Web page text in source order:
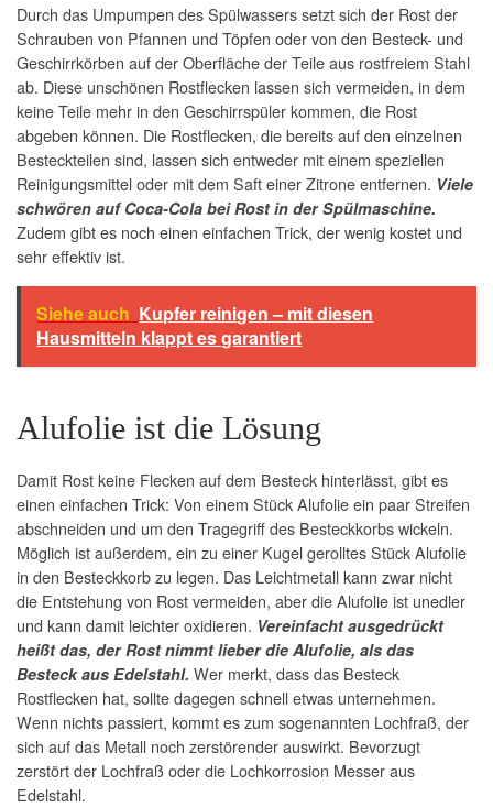
Durch das Umpumpen des Spülwassers setzt sich der Rost der
Schrauben von Pfannen und Töpfen oder von den Besteck- und
Geschirrkörben auf der Oberfläche der Teile aus rostfreiem Stahl
ab. Diese unschönen Rostflecken lassen sich vermeiden, in dem
keine Teile mehr in den Geschirrspüler kommen, die Rost
abgeben können. Die Rostflecken, die bereits auf den einzelnen
Besteckteilen sind, lassen sich entweder mit einem speziellen
Reinigungsmittel oder mit dem Saft einer Zitrone entfernen. Viele
schwören auf Coca-Cola bei Rost in der Spülmaschine.
Zudem gibt es noch einen einfachen Trick, der wenig kostet und
sehr effektiv ist.
Siehe auch Kupfer reinigen – mit diesen
Hausmitteln klappt es garantiert
Alufolie ist die Lösung
Damit Rost keine Flecken auf dem Besteck hinterlässt, gibt es
einen einfachen Trick: Von einem Stück Alufolie ein paar Streifen
abschneiden und um den Tragegriff des Besteckkorbs wickeln.
Möglich ist außerdem, ein zu einer Kugel gerolltes Stück Alufolie
in den Besteckkorb zu legen. Das Leichtmetall kann zwar nicht
die Entstehung von Rost vermeiden, aber die Alufolie ist unedler
und kann damit leichter oxidieren. Vereinfacht ausgedrückt
heißt das, der Rost nimmt lieber die Alufolie, als das
Besteck aus Edelstahl. Wer merkt, dass das Besteck
Rostflecken hat, sollte dagegen schnell etwas unternehmen.
Wenn nichts passiert, kommt es zum sogenannten Lochfraß, der
sich auf das Metall noch zerstörender auswirkt. Bevorzugt
zerstört der Lochfraß oder die Lochkorrosion Messer aus
Edelstahl.